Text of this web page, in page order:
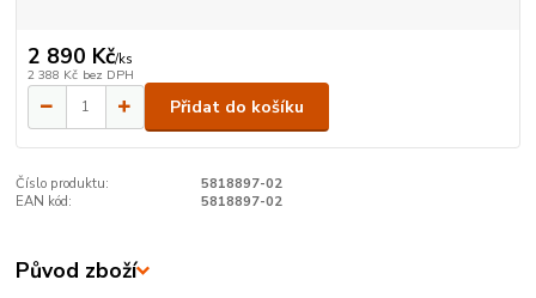
2 890 Kč/ks
2 388 Kč bez DPH
Přidat do košíku
Číslo produktu:
5818897-02
EAN kód:
5818897-02
Původ zboží